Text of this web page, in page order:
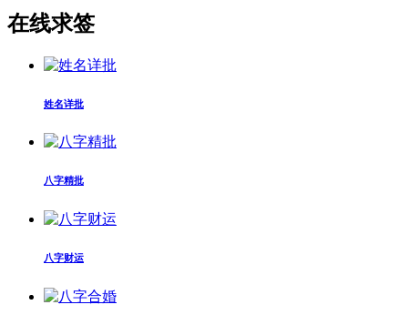
在线求签
姓名详批
八字精批
八字财运